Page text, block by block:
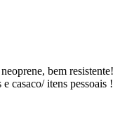
bem resistente!
casaco/ itens pessoais !